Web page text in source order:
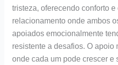
tristeza, oferecendo conforto
relacionamento onde ambos
apoiados emocionalmente
resistente a desafios. O apoio
onde cada um pode crescer e